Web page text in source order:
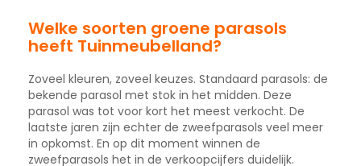
Welke soorten groene parasols
heeft Tuinmeubelland?
Zoveel kleuren, zoveel keuzes. Standaard parasols: de
bekende parasol met stok in het midden. Deze
parasol was tot voor kort het meest verkocht. De
laatste jaren zijn echter de zweefparasols veel meer
in opkomst. En op dit moment winnen de
zweefparasols het in de verkoopcijfers duidelijk.